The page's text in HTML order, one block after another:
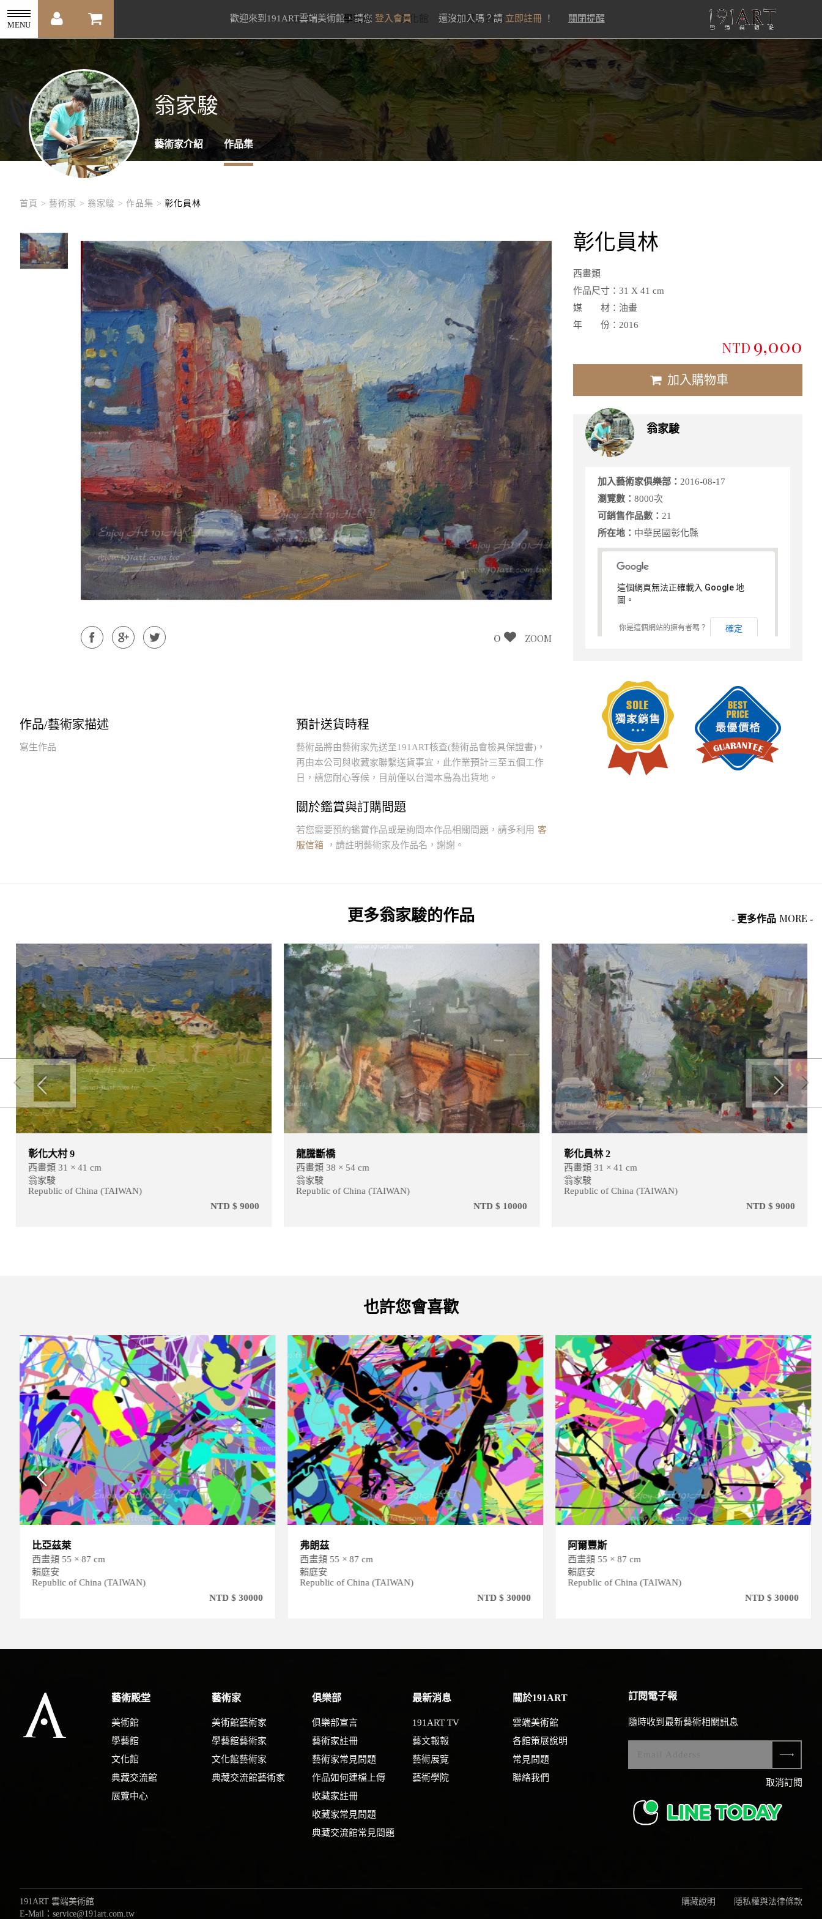
歡迎來到191ART雲端美術館，請您 登入會員 還沒加入嗎？請 立即註冊！ 關閉提醒
MENU
美術館 學藝館 文化館 典藏交流館
翁家駿
藝術家介紹 作品集
首頁 > 藝術家 > 翁家駿 > 作品集 > 彰化員林
0 ZOOM
作品/藝術家描述
寫生作品
預計送貨時程
藝術品將由藝術家先送至191ART核查(藝術品會檢具保證書)，
再由本公司與收藏家聯繫送貨事宜，此作業預計三至五個工作
日，請您耐心等候，目前僅以台灣本島為出貨地。
關於鑑賞與訂購問題
若您需要預約鑑賞作品或是詢問本作品相關問題，請多利用 客
服信箱
，請註明藝術家及作品名，謝謝。
彰化員林
西畫類
作品尺寸： 31 X 41 cm
媒 材： 油畫
年 份： 2016
NTD 9,000
加入購物車
翁家駿
加入藝術家俱樂部： 2016-08-17
瀏覽數： 8000次
可銷售作品數： 21
所在地： 中華民國彰化縣
這個網頁無法正確載入 Google 地
圖。
你是這個網站的擁有者嗎？ 確定
更多翁家駿的作品 - 更多作品 MORE -
彰化大村 9
西畫類 31 × 41 cm
翁家駿
Republic of China (TAIWAN)
NTD $ 9000
龍騰斷橋
西畫類 38 × 54 cm
翁家駿
Republic of China (TAIWAN)
NTD $ 10000
彰化員林 2
西畫類 31 × 41 cm
翁家駿
Republic of China (TAIWAN)
NTD $ 9000
也許您會喜歡
比亞茲萊
西畫類 55 × 87 cm
賴庭安
Republic of China (TAIWAN)
NTD $ 30000
弗朗茲
西畫類 55 × 87 cm
賴庭安
Republic of China (TAIWAN)
NTD $ 30000
阿爾豐斯
西畫類 55 × 87 cm
賴庭安
Republic of China (TAIWAN)
NTD $ 30000
藝術殿堂
美術館
學藝館
文化館
典藏交流館
展覽中心
藝術家
美術館藝術家
學藝館藝術家
文化館藝術家
典藏交流館藝術家
俱樂部
俱樂部宣言
藝術家註冊
藝術家常見問題
作品如何建檔上傳
收藏家註冊
收藏家常見問題
典藏交流館常見問題
最新消息
191ART TV
藝文報報
藝術展覽
藝術學院
關於191ART
雲端美術館
各館策展說明
常見問題
聯絡我們
訂閱電子報
隨時收到最新藝術相關訊息
取消訂閱
191ART 雲端美術館
E-Mail：service@191art.com.tw
購藏說明 隱私權與法律條款